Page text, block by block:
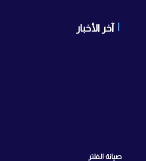
آخر الأخبار
صيانة الفلتر